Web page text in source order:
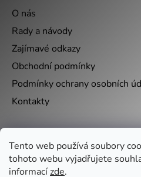
Tento web používá soubory
tohoto webu vyjadřujete
informacízde.
O nás
Rady a návody
Zajímavé odkazy
Obchodní podmínky
Podmínky ochrany osobních
Kontakty
Nákupní košík